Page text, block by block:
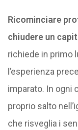
Ricominciare
chiudere un
richiede in primo
l’esperienza
imparato. In ogni
proprio salto
che risveglia i